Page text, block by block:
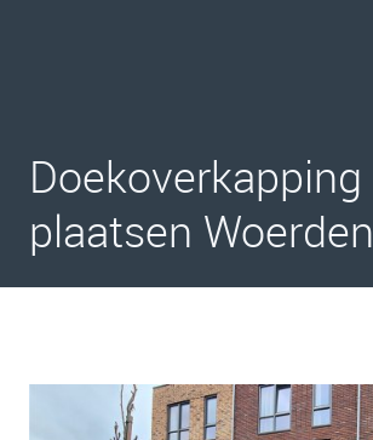
Doekoverkapping
plaatsen Woerden